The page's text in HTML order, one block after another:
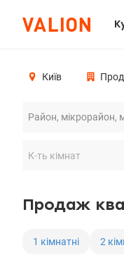
Київ
Продаж
1 кімнатні 2